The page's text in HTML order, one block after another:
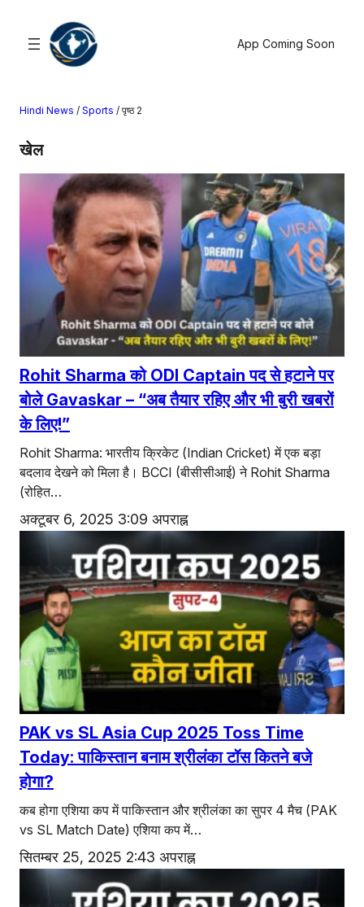
खेल
राज्य
आस्था
राष्ट्रीय
व्यापार
करियर
अंतरराष्ट्रीय
राशिफल
एजुकेशन
Facebook
Instagram
X
App Coming Soon
Hindi News / Sports / पृष्ठ 2
खेल
Rohit Sharma को ODI Captain पद से हटाने पर
बोले Gavaskar – “अब तैयार रहिए और भी बुरी खबरों
के लिए!”
Rohit Sharma: भारतीय क्रिकेट (Indian Cricket) में एक बड़ा
बदलाव देखने को मिला है। BCCI (बीसीसीआई) ने Rohit Sharma
(रोहित…
अक्टूबर 6, 2025 3:09 अपराह्न
PAK vs SL Asia Cup 2025 Toss Time
Today: पाकिस्तान बनाम श्रीलंका टॉस कितने बजे
होगा?
कब होगा एशिया कप में पाकिस्तान और श्रीलंका का सुपर 4 मैच (PAK
vs SL Match Date) एशिया कप में…
सितम्बर 25, 2025 2:43 अपराह्न